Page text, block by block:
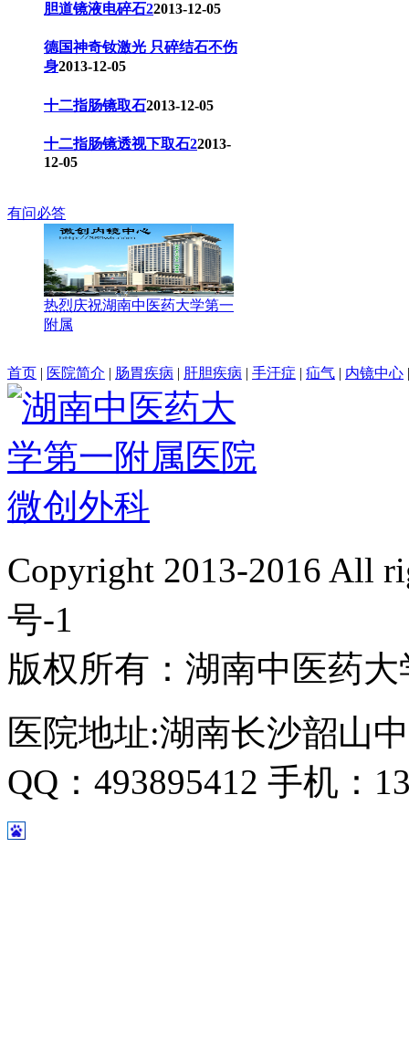
胆道镜液电碎石22013-12-05
德国神奇钕激光 只碎结石不伤
身2013-12-05
十二指肠镜取石2013-12-05
十二指肠镜透视下取石22013-
12-05
有问必答
热烈庆祝湖南中医药大学第一
附属
首页 | 医院简介 | 肠胃疾病 | 肝胆疾病 | 手汗症 | 疝气 | 内镜中心
Copyright 2013-2016 All
号-1
版权所有：湖南中医药
医院地址:湖南长沙韶山
QQ：493895412 手机：